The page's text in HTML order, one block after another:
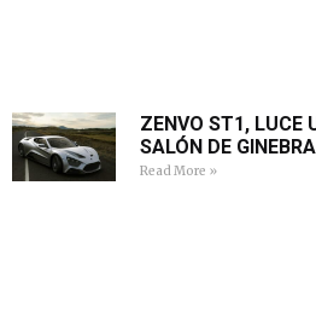
ZENVO ST1, LUCE
SALÓN DE
Read More »